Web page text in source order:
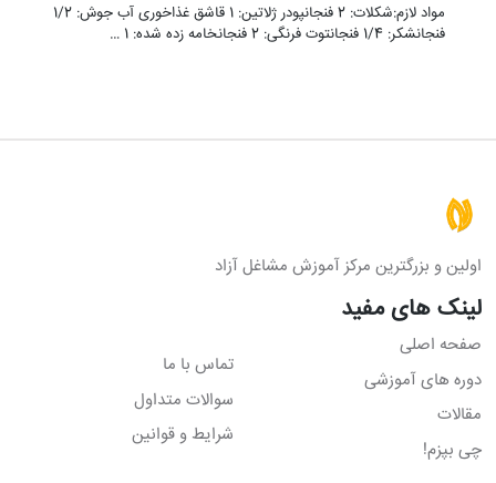
مواد لازم:شکلات: 2 فنجانپودر ژلاتین: 1 قاشق غذاخوری آب جوش: 1/2
فنجانشکر: 1/4 فنجانتوت فرنگی: 2 فنجانخامه زده شده: 1 …
اولین و بزرگترین مرکز آموزش مشاغل آزاد
لینک های مفید
صفحه اصلی
دوره های آموزشی
مقالات
چی بپزم!
تماس با ما
سوالات متداول
شرایط و قوانین